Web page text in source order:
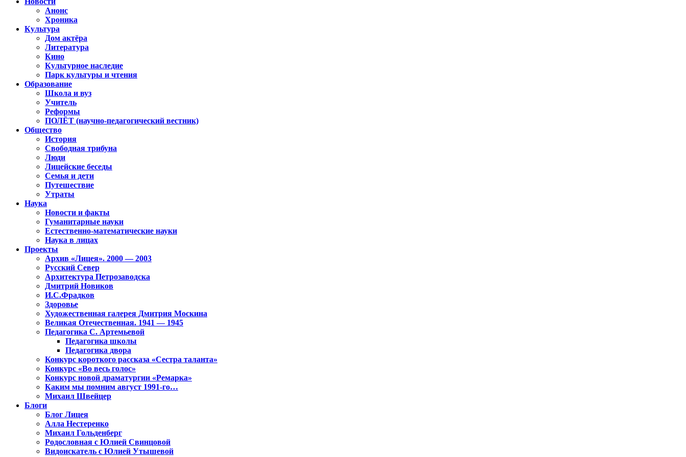
Анонс
Хроника
Культура
Дом актёра
Литература
Кино
Культурное наследие
Парк культуры и чтения
Образование
Школа и вуз
Учитель
Реформы
ПОЛЁТ (научно-педагогический вестник)
Общество
История
Свободная трибуна
Люди
Лицейские беседы
Семья и дети
Путешествие
Утраты
Наука
Новости и факты
Гуманитарные науки
Естественно-математические науки
Наука в лицах
Проекты
Архив «Лицея». 2000 — 2003
Русский Север
Архитектура Петрозаводска
Дмитрий Новиков
И.С.Фрадков
Здоровье
Художественная галерея Дмитрия Москина
Великая Отечественная. 1941 — 1945
Педагогика С. Артемьевой
Педагогика школы
Педагогика двора
Конкурс короткого рассказа «Сестра таланта»
Конкурс «Во весь голос»
Конкурс новой драматургии «Ремарка»
Каким мы помним август 1991-го…
Михаил Швейцер
Блоги
Блог Лицея
Алла Нестеренко
Михаил Гольденберг
Родословная с Юлией Свинцовой
Видоискатель с Юлией Утышевой